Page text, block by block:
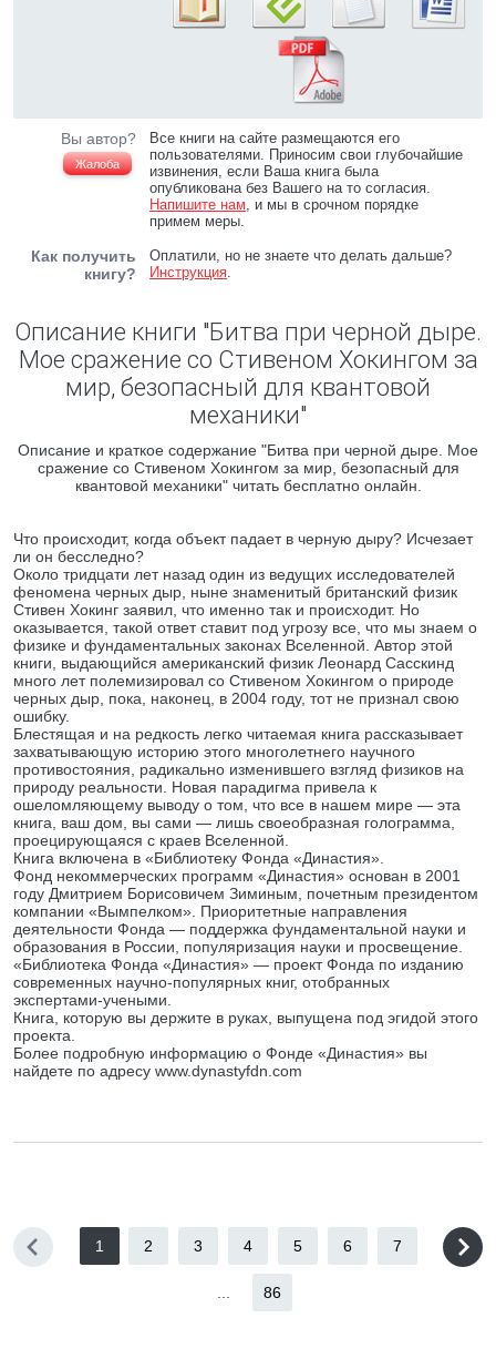
Вы автор?
Жалоба
Все книги на сайте размещаются его
пользователями. Приносим свои глубочайшие
извинения, если Ваша книга была
опубликована без Вашего на то согласия.
Напишите нам, и мы в срочном порядке
примем меры.
Как получить
книгу?
Оплатили, но не знаете что делать дальше?
Инструкция.
Описание книги "Битва при черной дыре.
Мое сражение со Стивеном Хокингом за
мир, безопасный для квантовой
механики"
Описание и краткое содержание "Битва при черной дыре. Мое
сражение со Стивеном Хокингом за мир, безопасный для
квантовой механики" читать бесплатно онлайн.
Что происходит, когда объект падает в черную дыру? Исчезает
ли он бесследно?
Около тридцати лет назад один из ведущих исследователей
феномена черных дыр, ныне знаменитый британский физик
Стивен Хокинг заявил, что именно так и происходит. Но
оказывается, такой ответ ставит под угрозу все, что мы знаем о
физике и фундаментальных законах Вселенной. Автор этой
книги, выдающийся американский физик Леонард Сасскинд
много лет полемизировал со Стивеном Хокингом о природе
черных дыр, пока, наконец, в 2004 году, тот не признал свою
ошибку.
Блестящая и на редкость легко читаемая книга рассказывает
захватывающую историю этого многолетнего научного
противостояния, радикально изменившего взгляд физиков на
природу реальности. Новая парадигма привела к
ошеломляющему выводу о том, что все в нашем мире — эта
книга, ваш дом, вы сами — лишь своеобразная голограмма,
проецирующаяся с краев Вселенной.
Книга включена в «Библиотеку Фонда «Династия».
Фонд некоммерческих программ «Династия» основан в 2001
году Дмитрием Борисовичем Зиминым, почетным президентом
компании «Вымпелком». Приоритетные направления
деятельности Фонда — поддержка фундаментальной науки и
образования в России, популяризация науки и просвещение.
«Библиотека Фонда «Династия» — проект Фонда по изданию
современных научно-популярных книг, отобранных
экспертами-учеными.
Книга, которую вы держите в руках, выпущена под эгидой этого
проекта.
Более подробную информацию о Фонде «Династия» вы
найдете по адресу www.dynastyfdn.com
1 2 3 4 5 6 7
86